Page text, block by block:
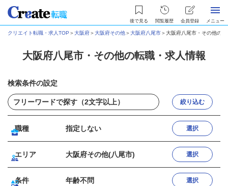
後で見る 閲覧履歴 会員登録 メニュー
クリエイト転職・求人TOP ＞大阪府＞大阪府その他＞大阪府八尾市＞大阪府八尾市・その他の
大阪府八尾市・その他の転職・求人情報
検索条件の設定
絞り込む
職種 指定しない 選択
エリア 大阪府その他(八尾市) 選択
条件 年齢不問 選択